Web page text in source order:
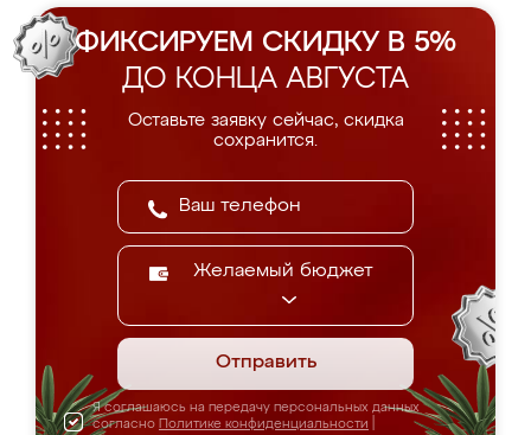
ФИКСИРУЕМ СКИДКУ В 5%
ДО КОНЦА АВГУСТА
Оставьте заявку сейчас, скидка
сохранится.
Желаемый бюджет
Отправить
Я соглашаюсь на передачу персональных данных
согласно Политике конфиденциальности